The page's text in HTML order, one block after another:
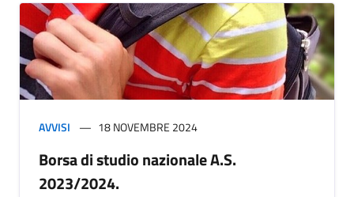
AVVISI 18 NOVEMBRE 2024
Borsa di studio nazionale A.S.
2023/2024.